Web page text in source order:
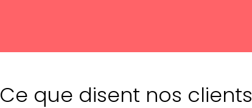
Ce que disent nos clients